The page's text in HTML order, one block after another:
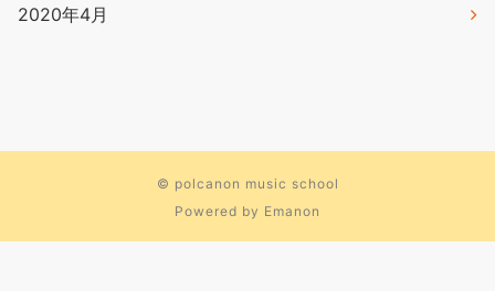
2020年4月
© polcanon music school
Powered by Emanon